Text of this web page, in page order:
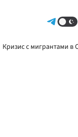
Кризис с мигрантами в